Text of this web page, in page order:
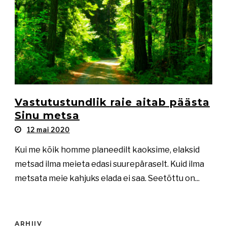
Vastutustundlik raie aitab päästa
Sinu metsa
12 mai 2020
Kui me kõik homme planeedilt kaoksime, elaksid
metsad ilma meieta edasi suurepäraselt. Kuid ilma
metsata meie kahjuks elada ei saa. Seetõttu on...
ARHIIV